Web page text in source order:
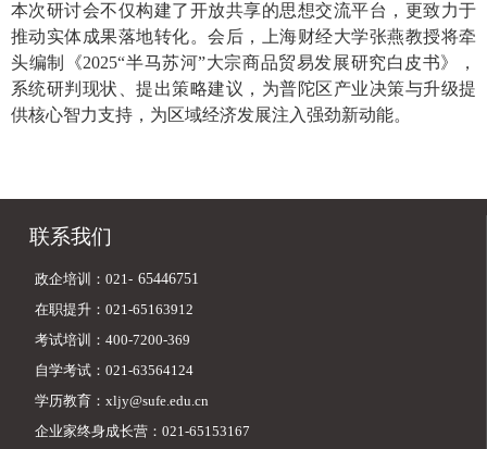
本次研讨会不仅构建了开放共享的思想交流平台，更致力于
推动实体成果落地转化。会后，上海财经大学张燕教授将牵
头编制《2025“半马苏河”大宗商品贸易发展研究白皮书》，
系统研判现状、提出策略建议，为普陀区产业决策与升级提
供核心智力支持，为区域经济发展注入强劲新动能。
联系我们
政企培训：021- 65446751
在职提升：021-65163912
考试培训：400-7200-369
自学考试：021-63564124
学历教育：xljy@sufe.edu.cn
企业家终身成长营：021-65153167